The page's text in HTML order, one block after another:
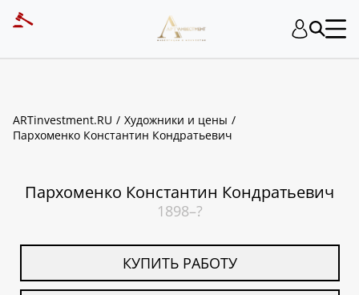
ARTinvestment.RU
Художники и цены
Пархоменко Константин Кондратьевич
Пархоменко Константин Кондратьевич
1898–?
КУПИТЬ РАБОТУ